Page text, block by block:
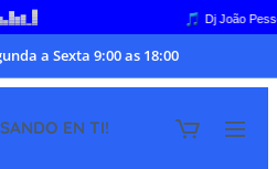
a Sexta 9:00 as 18:00
EN TI!